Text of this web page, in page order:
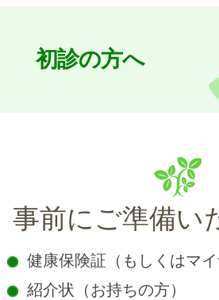
初診の方へ
の
へ
事前にご準備い
健康保険証（もしくはマイ
紹介状（お持ちの方）